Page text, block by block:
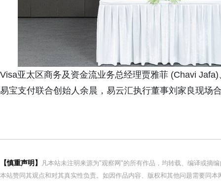
Visa亚太区商务及资金流业务总经理贾雅菲 (Chavi
易宝支付联合创始人余晨，易云汇执行董事刘家良现场
【慎重声明】
凡本站未注明来源为"观察网"的所有作品，均转载、编译或摘
本站赞同其观点和对其真实性负责。如因作品内容、版权和其他问题需要同本